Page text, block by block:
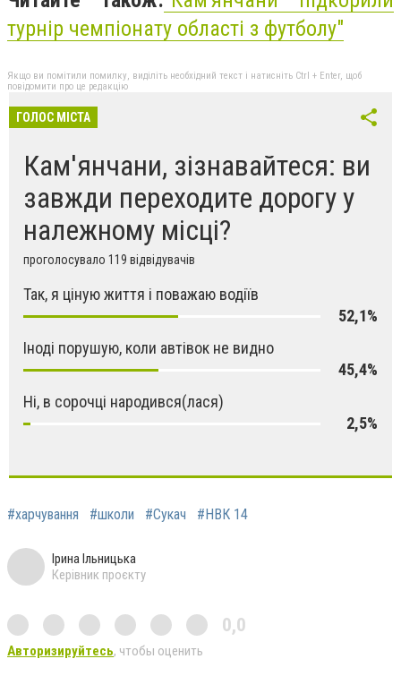
турнір чемпіонату області з футболу"
Якщо ви помітили помилку, виділіть необхідний текст і натисніть Ctrl + Enter, щоб
повідомити про це редакцію
ГОЛОС МІСТА
Кам'янчани, зізнавайтеся: ви
завжди переходите дорогу у
належному місці?
проголосувало 119 відвідувачів
Так, я ціную життя і поважаю водіїв
52,1%
Іноді порушую, коли автівок не видно
45,4%
Ні, в сорочці народився(лася)
2,5%
#харчування #школи #Сукач #НВК 14
Ірина Ільницька
Керівник проєкту
0,0
Авторизируйтесь, чтобы оценить